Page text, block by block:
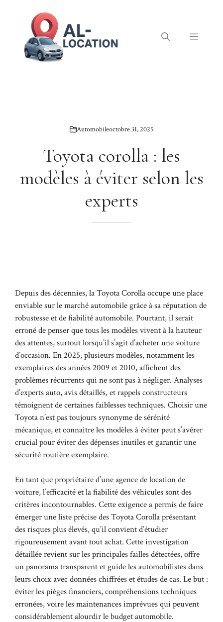
Menu
Automobileoctobre 31, 2025
Toyota corolla : les
modèles à éviter selon les
experts
Depuis des décennies, la Toyota Corolla occupe une place
enviable sur le marché automobile grâce à sa réputation de
robustesse et de fiabilité automobile. Pourtant, il serait
erroné de penser que tous les modèles vivent à la hauteur
des attentes, surtout lorsqu’il s’agit d’acheter une voiture
d’occasion. En 2025, plusieurs modèles, notamment les
exemplaires des années 2009 et 2010, affichent des
problèmes récurrents qui ne sont pas à négliger. Analyses
d’experts auto, avis détaillés, et rappels constructeurs
témoignent de certaines faiblesses techniques. Choisir une
Toyota n’est pas toujours synonyme de sérénité
mécanique, et connaître les modèles à éviter peut s’avérer
crucial pour éviter des dépenses inutiles et garantir une
sécurité routière exemplaire.
En tant que propriétaire d’une agence de location de
voiture, l’efficacité et la fiabilité des véhicules sont des
critères incontournables. Cette exigence a permis de faire
émerger une liste précise des Toyota Corolla présentant
des risques plus élevés, qu’il convient d’étudier
rigoureusement avant tout achat. Cette investigation
détaillée revient sur les principales failles détectées, offre
un panorama transparent et guide les automobilistes dans
leurs choix avec données chiffrées et études de cas. Le but :
éviter les pièges financiers, compréhensions techniques
erronées, voire les maintenances imprévues qui peuvent
considérablement alourdir le budget automobile.